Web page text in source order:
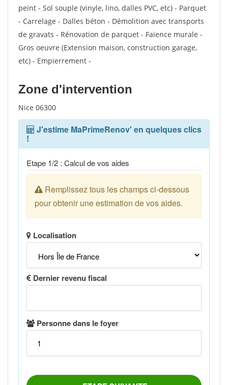
peint - Sol souple (vinyle, lino, dalles PVC, etc) - Parquet
- Carrelage - Dalles béton - Démolition avec transports
de gravats - Rénovation de parquet - Faïence murale -
Gros oeuvre (Extension maison, construction garage,
etc) - Empierrement -
Zone d'intervention
Nice 06300